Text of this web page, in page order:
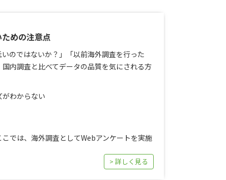
めの注意点
のではないか？」「以前海外調査を行った
内調査と比べてデータの品質を気にされる方
わからない
では、海外調査としてWebアンケートを実施
> 詳しく見る